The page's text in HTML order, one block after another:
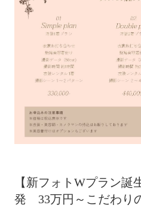
【新フォトWプラン誕
発 33万円～こだわり